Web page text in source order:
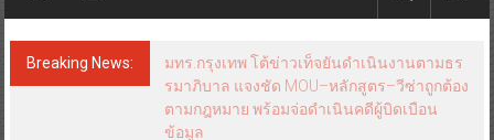
Breaking News:
ฟุตซอลไทย พ่าย รัสเซีย 1-7 ส่งท้ายรายการ
คอนติเนนทัล ฟุตซอล แชมเปี้ยนชิพ 2026